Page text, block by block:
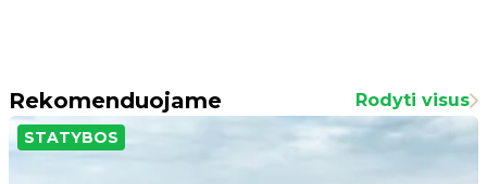
Rekomenduojame Rodyti visus
STATYBOS